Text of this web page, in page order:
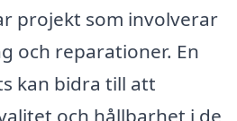
projekt som involverar
och reparationer. En
kan bidra till att
och hållbarhet i de